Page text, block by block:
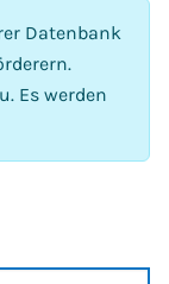
Datenbank
Es werden